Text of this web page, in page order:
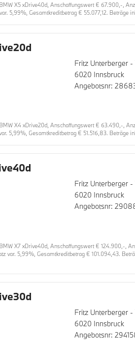
X5 xDrive40d, Anschaffungswert € 67.900,-,
5,99%, Gesamtkreditbetrag € 55.077,12. Beträge
Fritz Unterberger -
6020 Innsbruck
Angebotsnr:
X4 xDrive20d, Anschaffungswert € 63.490,-,
5,99%, Gesamtkreditbetrag € 51.516,83. Beträge
Fritz Unterberger -
6020 Innsbruck
Angebotsnr:
X7 xDrive40d, Anschaffungswert € 124.900,-,
5,99%, Gesamtkreditbetrag € 101.094,43.
Fritz Unterberger -
6020 Innsbruck
Angebotsnr: